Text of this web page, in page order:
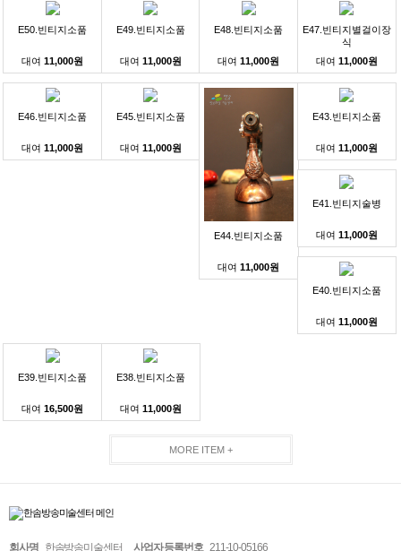
E50.빈티지소품
대여11,000원
E49.빈티지소품
대여 11,000원
E48.빈티지소품
대여11,000원
E47.빈티지별걸이장
식
대여 11,000원
E46.빈티지소품
대여11,000원
E45.빈티지소품
대여 11,000원
E44.빈티지소품
대여11,000원
E43.빈티지소품
대여 11,000원
E41.빈티지술병
대여 11,000원
E40.빈티지소품
대여 11,000원
E39.빈티지소품
대여16,500원
E38.빈티지소품
대여 11,000원
MORE ITEM +
회사명 한솜방송미술센터 사업자 등록번호 211-10-05166